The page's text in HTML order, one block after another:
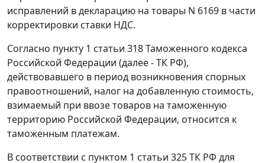
исправлений в декларацию на товары N 6169 в части
корректировки ставки НДС.
Согласно пункту 1 статьи 318Таможенного кодекса
Российской Федерации (далее - ТК РФ),
действовавшего в период возникновения спорных
правоотношений, налог на добавленную стоимость,
взимаемый при ввозе товаров на таможенную
территорию Российской Федерации, относится к
таможенным платежам.
В соответствии с пунктом 1 статьи 325ТК РФ для